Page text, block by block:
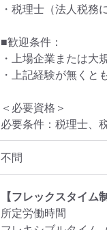
・税理士（法人税務
■歓迎条件：
・上場企業または大
・上記経験が無くと
＜必要資格＞
必要条件：税理士、
不問
【フレックスタイム
所定労働時間